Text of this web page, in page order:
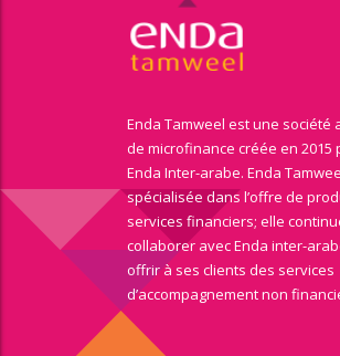
Enda Tamweel est une société
de microfinance créée en 2015
Enda Inter-arabe. Enda
spécialisée dans l’offre de
services financiers; elle
collaborer avec Enda inter-
offrir à ses clients des services
d’accompagnement non